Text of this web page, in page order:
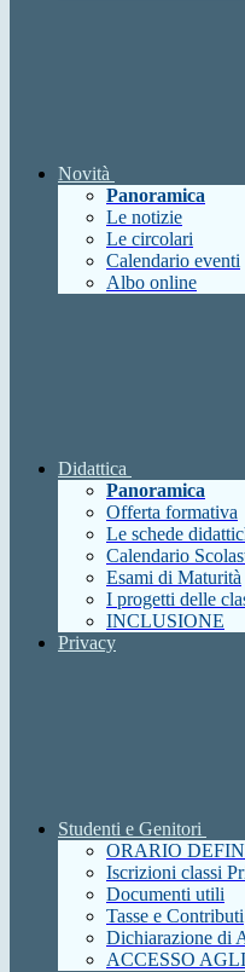
Novità
Panoramica
Le notizie
Le circolari
Calendario eventi
Albo online
Didattica
Panoramica
Offerta formativa
Le schede
Calendario
Esami di Maturità
I progetti delle
INCLUSIONE
Privacy
Studenti e Genitori
ORARIO
Iscrizioni classi
Documenti utili
Tasse e Contributi
Dichiarazione di
ACCESSO